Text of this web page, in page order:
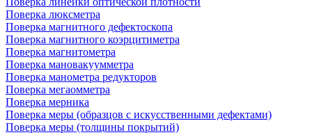
Поверка люксметра
Поверка магнитного дефектоскопа
Поверка магнитного коэрцитиметра
Поверка магнитометра
Поверка мановакуумметра
Поверка манометра редукторов
Поверка мегаомметра
Поверка мерника
Поверка меры (образцов с искусственными дефектами)
Поверка меры (толщины покрытий)